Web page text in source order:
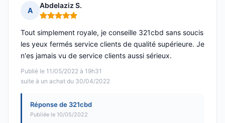
A
Abdelaziz S.
Note : 5 sur 5
Publié le 11/05/2022 à 19h31
suite à un achat du 30/04/2022
Tout simplement royale, je conseille 321cbd sans soucis
les yeux fermés service clients de qualité supérieure. Je
n'es jamais vu de service clients aussi sérieux.
Réponse de 321cbd
Publiée le 10/05/2022